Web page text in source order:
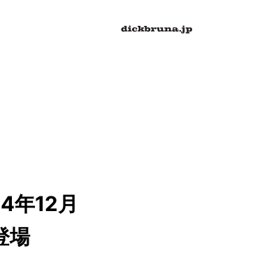
年12月
場